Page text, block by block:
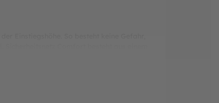
Fünf bzw. acht Jahren Herstellergarantie
Federn, den Schutzrand und das
und äußerst preiswerten Einstieg in die